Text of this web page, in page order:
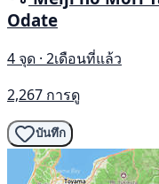
Odate
4 จุด · 2เดือนที่แล้ว
2,267 การดู
บันทึก